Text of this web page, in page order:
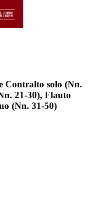
Contralto solo (Nn.
21-30), Flauto
(Nn. 31-50)